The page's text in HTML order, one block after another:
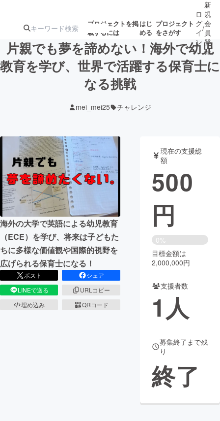
プロジェクトを掲
載するには
はじ
める
プロジェクト
をさがす
注目の新着プロ
ジェクト
募集終了が近いプ
テクノロジー・ガジェット
映像・映画 書籍・雑誌
ビジネス・起業
まちづくり・地域活性化
CAMPFIRE for Social Good CAMPFIRE Creation
CAMPFIREふるさと納税
コミュニティ
ロ
グ
イ
ン
/
新
規
会
員
登
録
片親でも夢を諦めない！海外で幼児
教育を学び、世界で活躍する保育士に
なる挑戦
mei_mei25 チャレンジ
海外の大学で英語による幼児教育
（ECE）を学び、将来は子どもた
ちに多様な価値観や国際的視野を
広げられる保育士になる！
ポスト
シェア
LINEで送る
URLコピー
埋め込み
QRコード
現在の支援総
額
500
円
0%
目標金額は
2,000,000円
支援者数
1人
募集終了まで残
り
終了